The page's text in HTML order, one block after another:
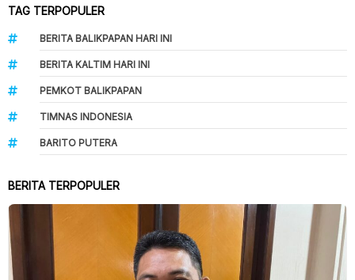
TAG TERPOPULER
BERITA BALIKPAPAN HARI INI
BERITA KALTIM HARI INI
PEMKOT BALIKPAPAN
TIMNAS INDONESIA
BARITO PUTERA
BERITA TERPOPULER